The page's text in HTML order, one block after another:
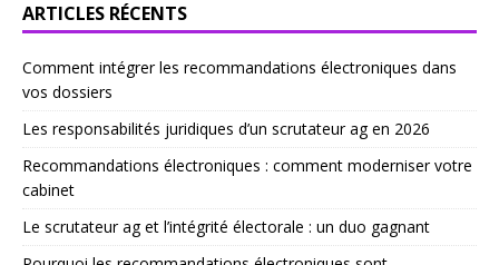
ARTICLES RÉCENTS
Comment intégrer les recommandations électroniques dans
vos dossiers
Les responsabilités juridiques d’un scrutateur ag en 2026
Recommandations électroniques : comment moderniser votre
cabinet
Le scrutateur ag et l’intégrité électorale : un duo gagnant